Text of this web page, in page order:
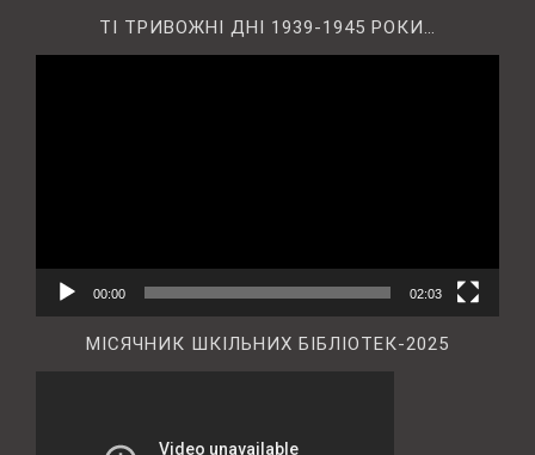
ТІ ТРИВОЖНІ ДНІ 1939-1945 РОКИ…
00:00 02:03
МІСЯЧНИК ШКІЛЬНИХ БІБЛІОТЕК-2025